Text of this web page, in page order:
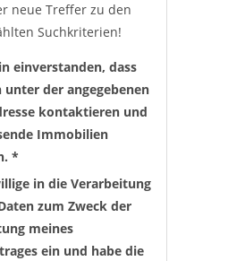
neue Treffer zu den
Suchkriterien!
einverstanden, dass
unter der angegebenen
kontaktieren und
Immobilien
*
in die Verarbeitung
zum Zweck der
meines
ein und habe die